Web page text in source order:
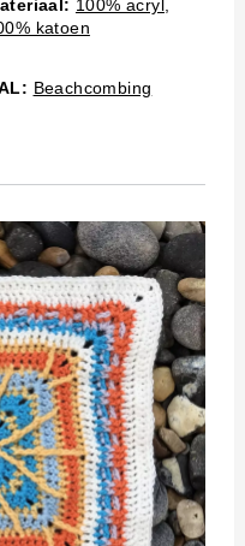
100% acryl,
katoen
Beachcombing